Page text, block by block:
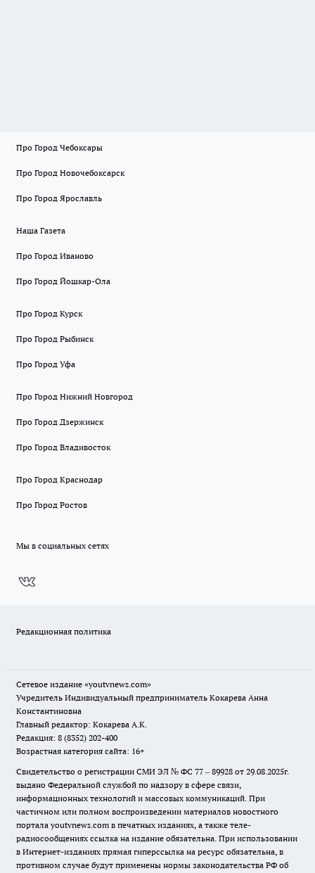
Про Город Чебоксары
Про Город Новочебоксарск
Про Город Ярославль
Наша Газета
Про Город Иваново
Про Город Йошкар-Ола
Про Город Курск
Про Город Рыбинск
Про Город Уфа
Про Город Нижний Новгород
Про Город Дзержинск
Про Город Владивосток
Про Город Краснодар
Про Город Ростов
Мы в социальных сетях
Редакционная политика
Сетевое издание «youtvnews.com»
Учредитель Индивидуальный предприниматель Кокарева Анна
Константиновна
Главный редактор: Кокарева А.К.
Редакция: 8 (8352) 202-400
Возрастная категория сайта: 16+
Свидетельство о регистрации СМИ ЭЛ № ФС 77 – 89928 от 29.08.2025г.
выдано Федеральной службой по надзору в сфере связи,
информационных технологий и массовых коммуникаций. При
частичном или полном воспроизведении материалов новостного
портала youtvnews.com в печатных изданиях, а также теле-
радиосообщениях ссылка на издание обязательна. При использовании
в Интернет-изданиях прямая гиперссылка на ресурс обязательна, в
противном случае будут применены нормы законодательства РФ об